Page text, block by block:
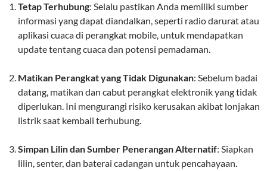
Tetap Terhubung: Selalu pastikan Anda memiliki sumber
informasi yang dapat diandalkan, seperti radio darurat atau
aplikasi cuaca di perangkat mobile, untuk mendapatkan
update tentang cuaca dan potensi pemadaman.
Matikan Perangkat yang Tidak Digunakan: Sebelum badai
datang, matikan dan cabut perangkat elektronik yang tidak
diperlukan. Ini mengurangi risiko kerusakan akibat lonjakan
listrik saat kembali terhubung.
Simpan Lilin dan Sumber Penerangan Alternatif: Siapkan
lilin, senter, dan baterai cadangan untuk pencahayaan.